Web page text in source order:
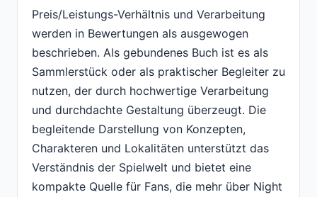
Preis/Leistungs-Verhältnis und Verarbeitung
werden in Bewertungen als ausgewogen
beschrieben. Als gebundenes Buch ist es als
Sammlerstück oder als praktischer Begleiter zu
nutzen, der durch hochwertige Verarbeitung
und durchdachte Gestaltung überzeugt. Die
begleitende Darstellung von Konzepten,
Charakteren und Lokalitäten unterstützt das
Verständnis der Spielwelt und bietet eine
kompakte Quelle für Fans, die mehr über Night